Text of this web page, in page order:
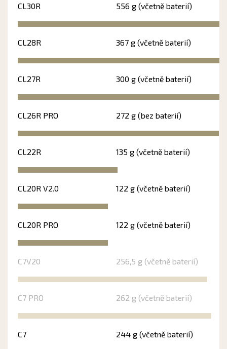
CL30R 556 g (včetně baterií)
CL28R 367 g (včetně baterií)
CL27R 300 g (včetně baterií)
CL26R PRO 272 g (bez baterií)
CL22R 135 g (včetně baterií)
CL20R V2.0 122 g (včetně baterií)
CL20R PRO 122 g (včetně baterií)
C7V20 256,5 g (včetně baterií)
C7 PRO 262 g (včetně baterií)
C7 244 g (včetně baterií)